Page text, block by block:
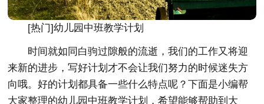
[热门]幼儿园中班教学计划
时间就如同白驹过隙般的流逝，我们的工作又将迎
来新的进步，写好计划才不会让我们努力的时候迷失方
向哦。好的计划都具备一些什么特点呢？下面是小编帮
大家整理的幼儿园中班教学计划，希望能够帮助到大